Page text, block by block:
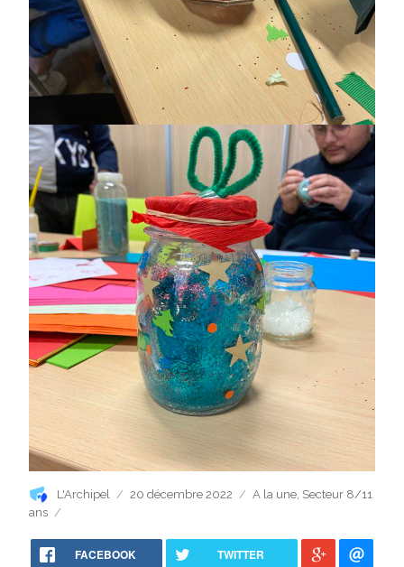
Auteur
L'Archipel
Publié
20 décembre 2022 Catégories
A la une, Secteur 8/11
ans
FACEBOOK TWITTER